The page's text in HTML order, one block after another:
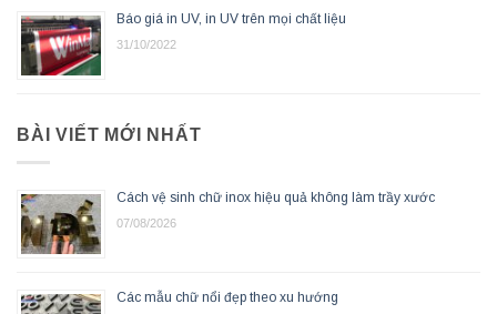
Báo giá in UV, in UV trên mọi chất liệu
31/10/2022
BÀI VIẾT MỚI NHẤT
Cách vệ sinh chữ inox hiệu quả không làm trầy xước
07/08/2026
Các mẫu chữ nổi đẹp theo xu hướng